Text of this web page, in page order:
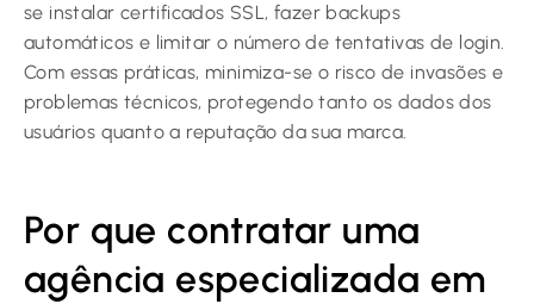
se instalar certificados SSL, fazer backups
automáticos e limitar o número de tentativas de login.
Com essas práticas, minimiza-se o risco de invasões e
problemas técnicos, protegendo tanto os dados dos
usuários quanto a reputação da sua marca.
Por que contratar uma
agência especializada em